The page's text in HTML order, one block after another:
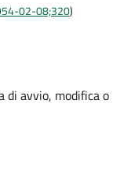
02-08;320)
di avvio, modifica o